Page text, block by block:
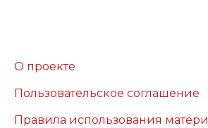
О проекте
Пользовательское соглашение
Правила использования